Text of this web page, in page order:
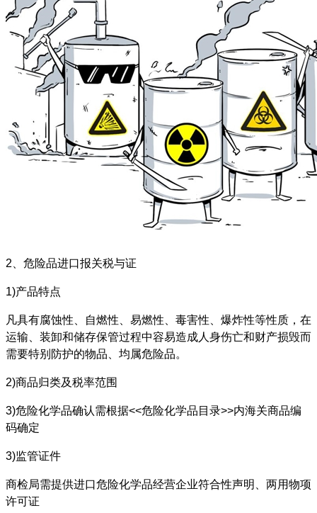
2、危险品进口报关税与证
1)产品特点
凡具有腐蚀性、自燃性、易燃性、毒害性、爆炸性等性质，在
运输、装卸和储存保管过程中容易造成人身伤亡和财产损毁而
需要特别防护的物品、均属危险品。
2)商品归类及税率范围
3)危险化学品确认需根据<<危险化学品目录>>内海关商品编
码确定
3)监管证件
商检局需提供进口危险化学品经营企业符合性声明、两用物项
许可证